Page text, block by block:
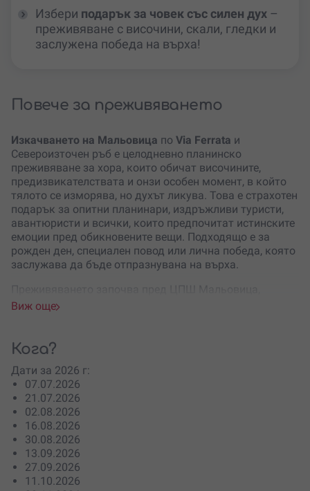
Избери подарък за човек със силен дух –
преживяване с височини, скали, гледки и
заслужена победа на върха!
Повече за преживяването
Изкачването на Мальовица по Via Ferrata и
Североизточен ръб е целодневно планинско
преживяване за хора, които обичат височините,
предизвикателствата и онзи особен момент, в който
тялото се изморява, но духът ликува. Това е страхотен
подарък за опитни планинари, издръжливи туристи,
авантюристи и всички, които предпочитат истинските
емоции пред обикновените вещи. Подходящо е за
рожден ден, специален повод или лична победа, която
заслужава да бъде отпразнувана на върха.
откъдето групата потегля към хижа Мальовица.
изискват умения по катерене
физическа форма, устойчивост и липса на страх от
височини.
Първото голямо предизвикателство е
маршрутът на връх Куклата
превръща сутринта в чист планински заряд.
Участниците преодоляват скалния отвес със
специализирана екипировка: каска, седалка и
осигурителни ремъци с абсорбер. Водачът осигурява
безопасност, подкрепа и увереност по време на
Виж още
Кога?
Дати за 2026 г:
07.07.2026
21.07.2026
02.08.2026
16.08.2026
30.08.2026
13.09.2026
27.09.2026
11.10.2026